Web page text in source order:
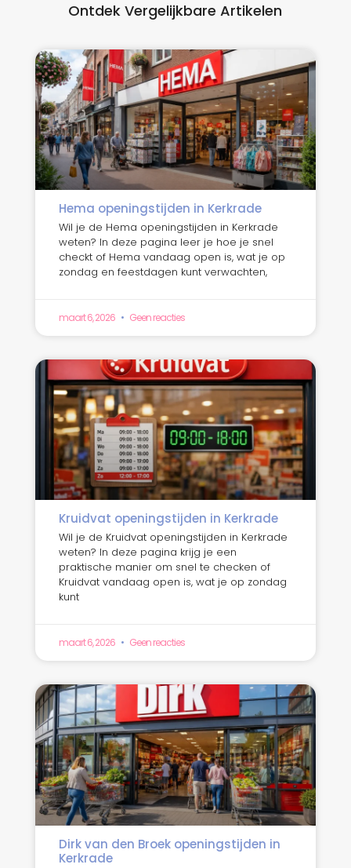
Ontdek Vergelijkbare Artikelen
Hema openingstijden in Kerkrade
Wil je de Hema openingstijden in Kerkrade
weten? In deze pagina leer je hoe je snel
checkt of Hema vandaag open is, wat je op
zondag en feestdagen kunt verwachten,
maart 6, 2026 Geen reacties
Kruidvat openingstijden in Kerkrade
Wil je de Kruidvat openingstijden in Kerkrade
weten? In deze pagina krijg je een
praktische manier om snel te checken of
Kruidvat vandaag open is, wat je op zondag
kunt
maart 6, 2026 Geen reacties
Dirk van den Broek openingstijden in
Kerkrade